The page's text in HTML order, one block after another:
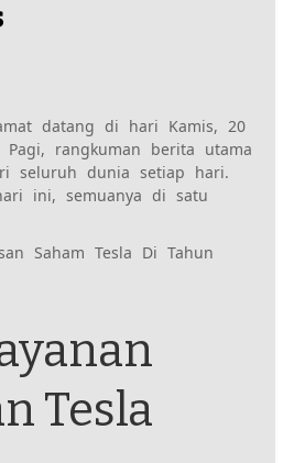
datang di hari Kamis, 20
Pagi, rangkuman berita utama
seluruh dunia setiap hari.
ini, semuanya di satu
Saham Tesla Di Tahun
Tesla